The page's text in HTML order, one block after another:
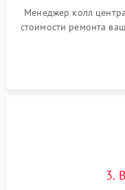
Менеджер колл
стоимости ремонта
3.